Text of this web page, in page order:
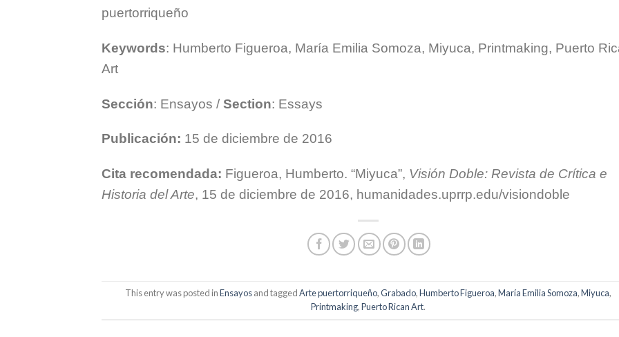
puertorriqueño
Keywords: Humberto Figueroa, María Emilia Somoza, Miyuca, Printmaking, Puerto
Art
Sección: Ensayos / Section: Essays
Publicación: 15 de diciembre de 2016
Cita recomendada: Figueroa, Humberto. “Miyuca”, Visión Doble: Revista de Crítica e
Historia del Arte, 15 de diciembre de 2016, humanidades.uprrp.edu/visiondoble
This entry was posted inEnsayosand taggedArte puertorriqueño,Grabado,Humberto Figueroa,María Emilia Somoza,Miyuca,
Printmaking,Puerto Rican Art.